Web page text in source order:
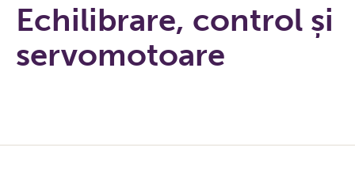
Echilibrare, control și
servomotoare